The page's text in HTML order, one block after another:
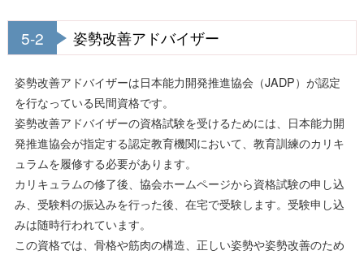
5-2 姿勢改善アドバイザー
姿勢改善アドバイザーは日本能力開発推進協会（JADP）が認定
を行なっている民間資格です。
姿勢改善アドバイザーの資格試験を受けるためには、日本能力開
発推進協会が指定する認定教育機関において、教育訓練のカリキ
ュラムを履修する必要があります。
カリキュラムの修了後、協会ホームページから資格試験の申し込
み、受験料の振込みを行った後、在宅で受験します。受験申し込
みは随時行われています。
この資格では、骨格や筋肉の構造、正しい姿勢や姿勢改善のため